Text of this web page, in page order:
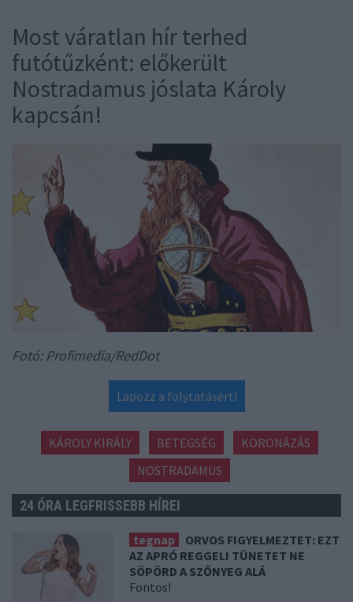
Most váratlan hír terhed
futótűzként: előkerült
Nostradamus jóslata Károly
kapcsán!
Fotó: Profimedia/RedDot
Lapozz a folytatásért!
KÁROLY KIRÁLY BETEGSÉG
KORONÁZÁS
NOSTRADAMUS
24 ÓRA LEGFRISSEBB HÍREI
tegnap
ORVOS FIGYELMEZTET: EZT
AZ APRÓ REGGELI TÜNETET NE
SÖPÖRD A SZŐNYEG ALÁ
Fontos!